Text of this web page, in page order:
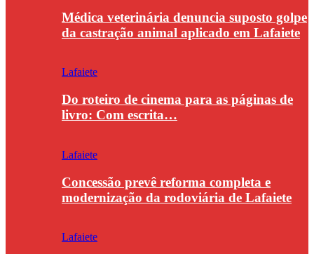
Médica veterinária denuncia suposto golpe
da castração animal aplicado em Lafaiete
Lafaiete
Do roteiro de cinema para as páginas de
livro: Com escrita…
Lafaiete
Concessão prevê reforma completa e
modernização da rodoviária de Lafaiete
Lafaiete